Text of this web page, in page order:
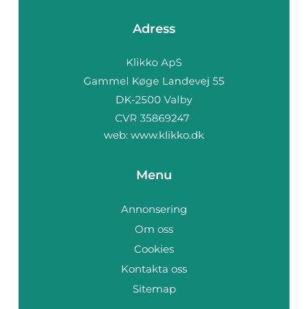
Adress
web: www.klikko.dk
Menu
Annonsering
Om oss
Cookies
Kontakta oss
Sitemap